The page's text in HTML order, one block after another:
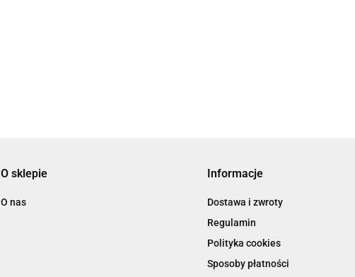
O sklepie
O nas
Informacje
Dostawa i zwroty
Regulamin
Polityka cookies
Sposoby płatności